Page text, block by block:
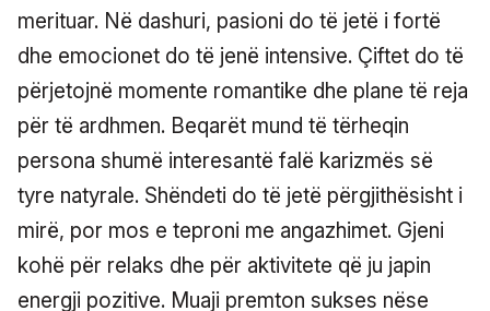
merituar. Në dashuri, pasioni do të jetë i fortë
dhe emocionet do të jenë intensive. Çiftet do të
përjetojnë momente romantike dhe plane të reja
për të ardhmen. Beqarët mund të tërheqin
persona shumë interesantë falë karizmës së
tyre natyrale. Shëndeti do të jetë përgjithësisht i
mirë, por mos e teproni me angazhimet. Gjeni
kohë për relaks dhe për aktivitete që ju japin
energji pozitive. Muaji premton sukses nëse